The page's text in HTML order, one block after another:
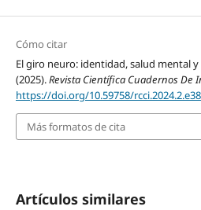
Cómo citar
El giro neuro: identidad, salud mental y
(2025).Revista Científica Cuadernos De
https://doi.org/10.59758/rcci.2024.2.e38
Más formatos de cita
Artículos similares